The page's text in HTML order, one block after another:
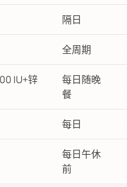
隔日
全周期
IU+锌
每日随晚
餐
每日
每日午休
前